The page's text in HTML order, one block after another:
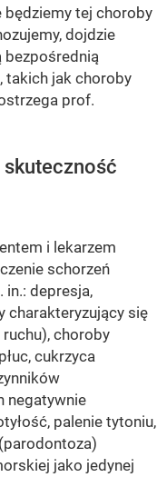
będziemy tej choroby
dojdzie
bezpośrednią
takich jak choroby
prof.
skuteczność
i lekarzem
schorzeń
in.: depresja,
charakteryzujący się
choroby
cukrzyca
negatywnie
palenie tytoniu,
jako jedynej